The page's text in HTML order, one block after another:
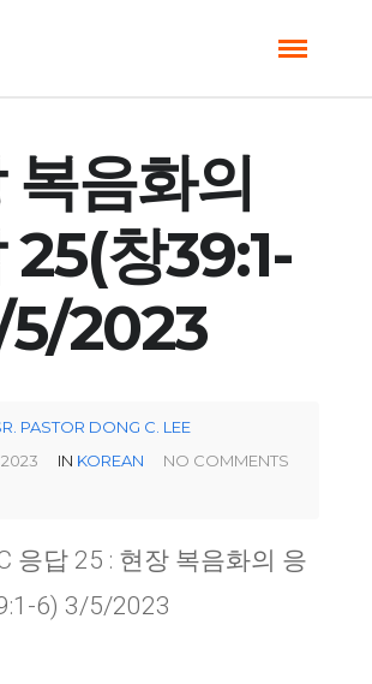
복음화의
25(창39:1-
2023
PASTOR DONG C. LEE
IN KOREAN NO COMMENTS
응답 25 : 현장 복음화의 응
6) 3/5/2023